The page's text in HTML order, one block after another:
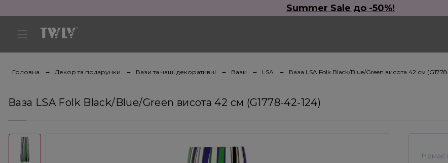
Summer Sale до -50%!
Головна Декор та подарунки Вази та чаші декоративні Вази LSA Ваза LSA Folk Black/Blue/Green висота 42 см
Ваза LSA Folk Black/Blue/Green висота 42 см (G1778-42-124)
Немає